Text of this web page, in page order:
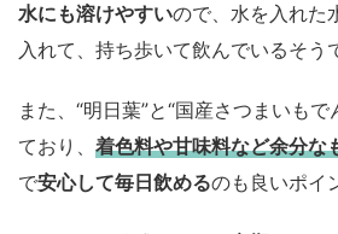
水にも溶けやすいので、水を入れた
入れて、持ち歩いて飲んでいるそう
また、“明日葉”と“国産さつまいも
ており、 着色料や甘味料など余分な
で安心して毎日飲めるのも良いポイ